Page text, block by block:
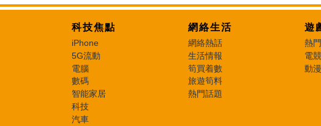
科技焦點
iPhone
5G流動
電腦
數碼
智能家居
科技
汽車
網絡生活
網絡熱話
生活情報
筍買着數
旅遊筍料
熱門話題
遊
熱
電
動